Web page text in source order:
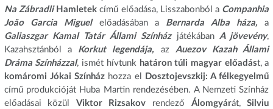
Na Zábradli Hamletek című előadása, Lisszabonból a Companhia
Joăo Garcia Miguelelőadásában a Bernarda Alba háza,a
Galiaszgar Kamal Tatár Állami Színházjátékában A jövevény,
Kazahsztánból a Korkut legendája, az Auezov Kazah Állami
Dráma Színházzal, ismét hívtunk határon túli magyar előadást, a
komáromi Jókai Színház hozza el
Dosztojevszkij: A félkegyelmű
című produkcióját Huba Martin rendezésében. A Nemzeti Színház
előadásai közül Viktor Rizsakov rendező Álomgyárát,Silviu